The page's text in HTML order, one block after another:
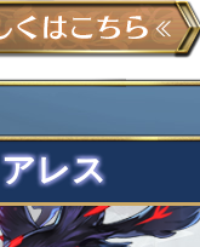
アレス